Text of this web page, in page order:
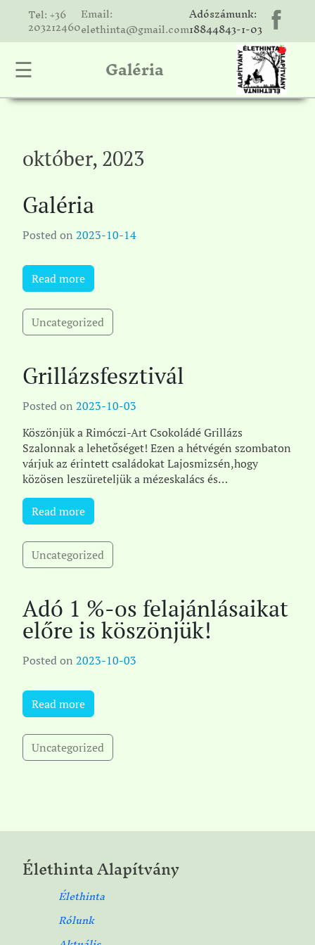
Tel: +36
203212460
Email:
elethinta@gmail.com
Adószámunk:
18844843-1-03
☰ Galéria
október, 2023
Galéria
Posted on 2023-10-14
Read more
Uncategorized
Grillázsfesztivál
Posted on 2023-10-03
Köszönjük a Rimóczi-Art Csokoládé Grillázs
Szalonnak a lehetőséget! Ezen a hétvégén szombaton
várjuk az érintett családokat Lajosmizsén,hogy
közösen leszüreteljük a mézeskalács és
grillázsszíveket a G[...]
Read more
Uncategorized
Adó 1 %-os felajánlásaikat
előre is köszönjük!
Posted on 2023-10-03
Read more
Uncategorized
Élethinta Alapítvány
Élethinta
Rólunk